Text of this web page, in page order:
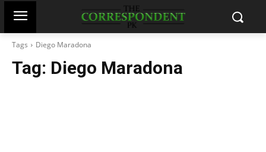
Tags Diego Maradona
Tag: Diego Maradona